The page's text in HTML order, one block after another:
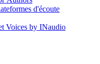
d'écoute
Voices by INaudio